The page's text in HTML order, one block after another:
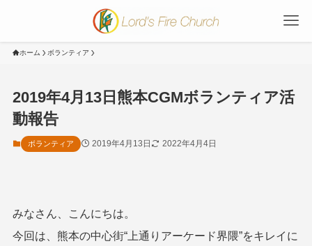
ホーム ボランティア
2019年4月13日熊本CGMボランティア活
動報告
ボランティア 2019年4月13日 2022年4月4日
みなさん、こんにちは。
今回は、熊本の中心街“上通りアーケード界隈”をキレイに